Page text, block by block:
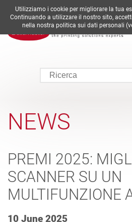
NEWS
PREMI 2025:
SCANNER SU UN
MULTIFUNZIONE
10 June 2025
Utilizziamo i cookie per migliorare la tua
Continuando a utilizzare il nostro sito,
nella nostra politica sui dati